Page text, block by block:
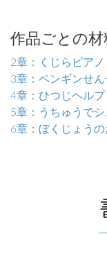
作品ごとの材
2章：くじらピアノ
3章：ペンギンせ
4章：ひつじヘルプ
5章：うちゅうで
6章：ぼくじょう